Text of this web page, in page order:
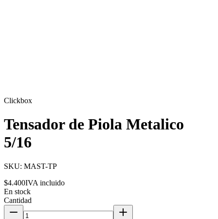
Clickbox
Tensador de Piola Metalico
5/16
SKU: MAST-TP
$4.400IVA incluido
En stock
Cantidad